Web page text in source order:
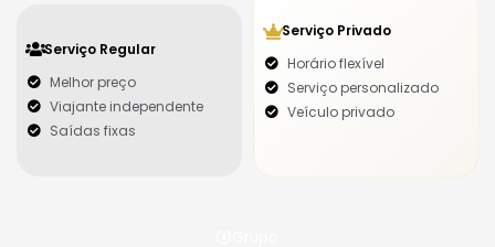
Serviço Regular
Melhor preço
Viajante independente
Saídas fixas
Serviço Privado
Horário flexível
Serviço personalizado
Veículo privado